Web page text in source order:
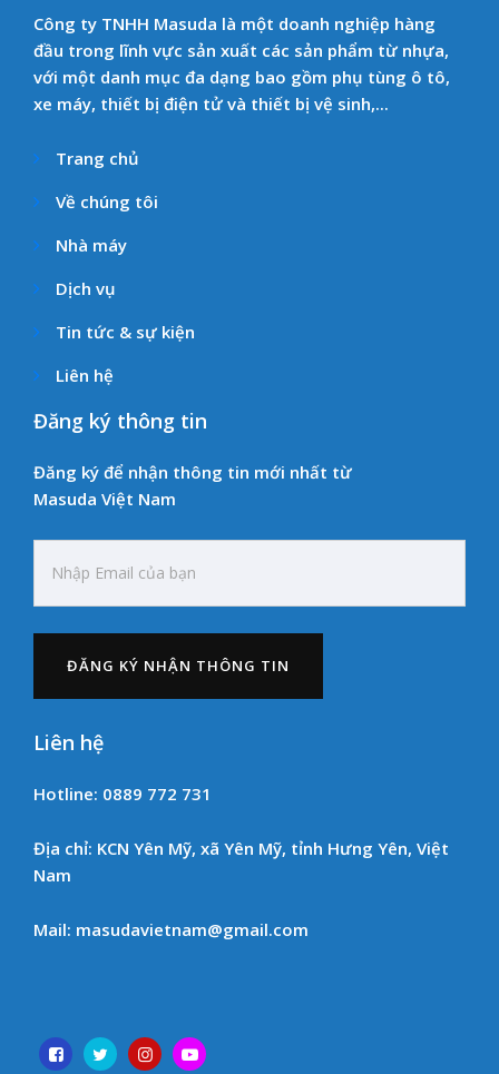
Công ty TNHH Masuda là một doanh nghiệp hàng
đầu trong lĩnh vực sản xuất các sản phẩm từ nhựa,
với một danh mục đa dạng bao gồm phụ tùng ô tô,
xe máy, thiết bị điện tử và thiết bị vệ sinh,...
Trang chủ
Về chúng tôi
Nhà máy
Dịch vụ
Tin tức & sự kiện
Liên hệ
Đăng ký thông tin
Đăng ký để nhận thông tin mới nhất từ
Masuda Việt Nam
Liên hệ
Hotline: 0889 772 731
Địa chỉ: KCN Yên Mỹ, xã Yên Mỹ, tỉnh Hưng Yên, Việt
Nam
Mail: masudavietnam@gmail.com